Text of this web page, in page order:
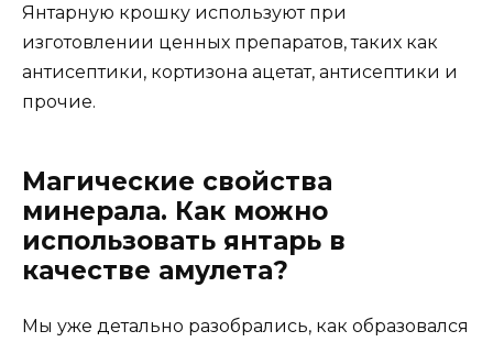
Янтарную крошку используют при
изготовлении ценных препаратов, таких как
антисептики, кортизона ацетат, антисептики и
прочие.
Магические свойства
минерала. Как можно
использовать янтарь в
качестве амулета?
Мы уже детально разобрались, как образовался